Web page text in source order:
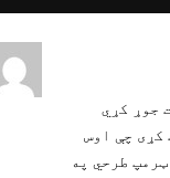
جوړ کړي
کړی چې اوس
طرحي په